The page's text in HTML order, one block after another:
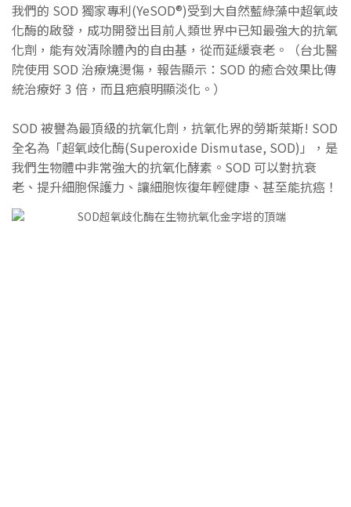
我們的 SOD 獨家專利(YeSOD®)受到大自然藍綠藻中超氧歧
化酶的啟發，成功開發出目前人類世界中已知最強大的抗氧
化劑，能有效清除體內的自由基，從而延緩衰老。（台北醫
院使用 SOD 治療燒燙傷，報告顯示：SOD 的癒合效果比傳
統治療好 3 倍，而且疤痕明顯淡化。）
SOD 被譽為最頂級的抗氧化劑，抗氧化界的勞斯萊斯! SOD
全名為「超氧歧化酶(Superoxide Dismutase, SOD)」，是
我們生物體中非常強大的抗氧化酵素。SOD 可以對抗衰
老、提升細胞保護力、讓細胞恢復年輕健康、甚至能抗癌！